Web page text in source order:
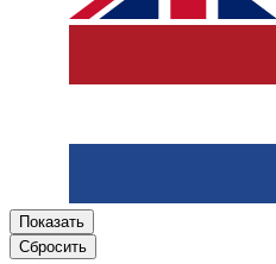
Показать
Сбросить